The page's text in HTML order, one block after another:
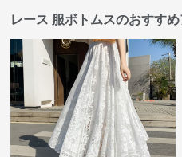
レース 服ボトムスのおすす